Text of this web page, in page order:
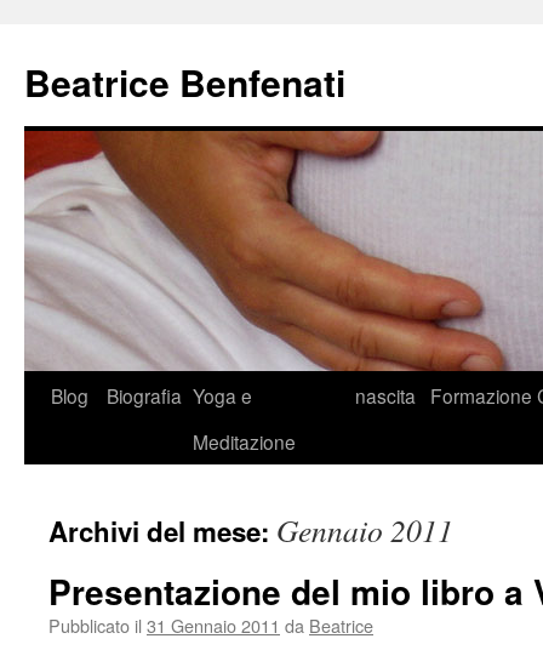
Beatrice Benfenati
VaiBlog Biografia Yoga e
Meditazione
nascita Formazione
Archivi del mese: Gennaio 2011
Presentazione del mio libro a
Pubblicato il 31 Gennaio 2011 da Beatrice